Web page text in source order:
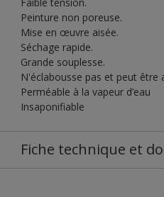
Peinture non poreuse.
Mise en œuvre aisée.
Séchage rapide.
Grande souplesse.
N'éclabousse pas et peut être
Perméable à la vapeur d’eau
Insaponifiable
Fiche technique et